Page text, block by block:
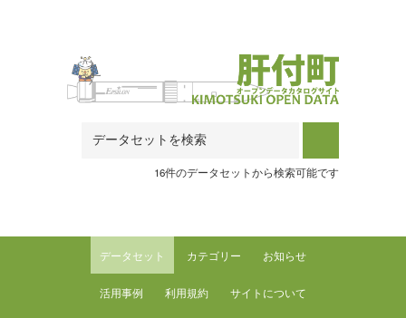
16件のデータセットから検索可能です
データセット カテゴリー お知らせ
活用事例 利用規約 サイトについて